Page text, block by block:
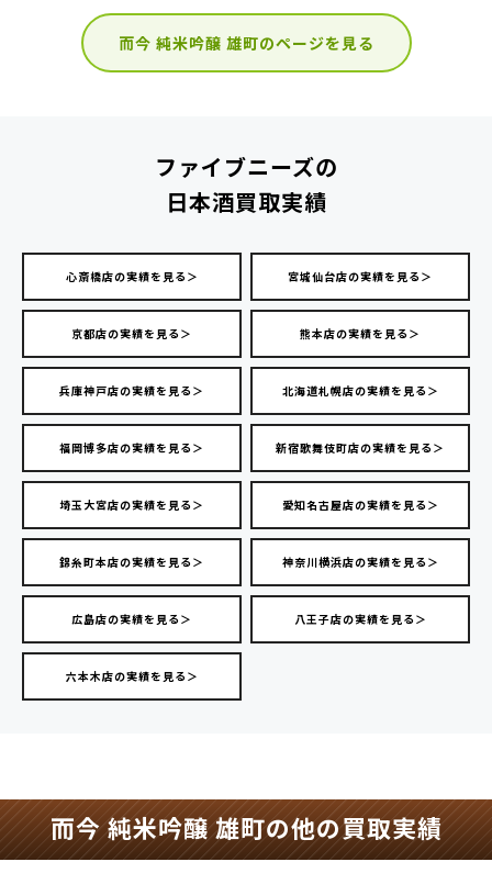
而今 純米吟醸 雄町のページを見る
ファイブニーズの
日本酒買取実績
心斎橋店の実績を見る＞ 宮城仙台店の実績を見る＞
京都店の実績を見る＞ 熊本店の実績を見る＞
兵庫神戸店の実績を見る＞ 北海道札幌店の実績を見る＞
福岡博多店の実績を見る＞ 新宿歌舞伎町店の実績を見る＞
埼玉大宮店の実績を見る＞ 愛知名古屋店の実績を見る＞
錦糸町本店の実績を見る＞ 神奈川横浜店の実績を見る＞
広島店の実績を見る＞ 八王子店の実績を見る＞
六本木店の実績を見る＞
而今 純米吟醸 雄町の他の買取実績